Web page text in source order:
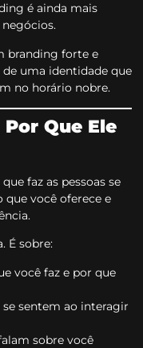
é ainda mais
branding forte e
uma identidade que
no horário nobre.
Que Ele
faz as pessoas se
você oferece e
É sobre:
você faz e por que
se sentem ao interagir
sobre você